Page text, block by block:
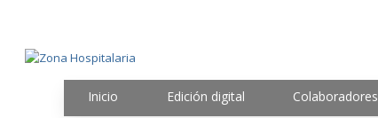
Inicio Edición digital Colaboradores